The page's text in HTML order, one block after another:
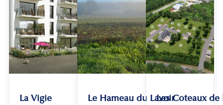
La Vigie Le Hameau du LavoirLes Coteaux